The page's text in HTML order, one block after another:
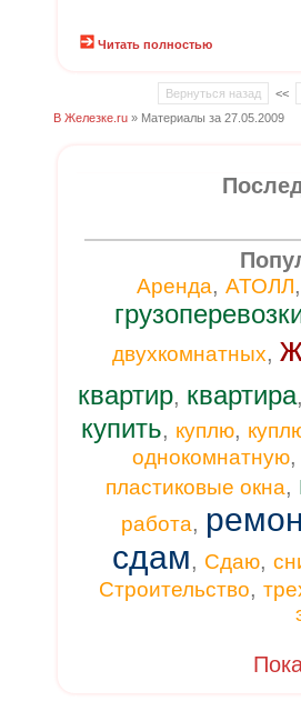
Читать полностью
Вернуться назад
<<
В Железке.ru » Материалы за 27.05.2009
Аренда, АТОЛЛ
двухкомнатных,
квартир, квартира
купить, куплю,
однокомнатную
пластиковые окна,
работа,
сдам, Сдаю,
Строительство,